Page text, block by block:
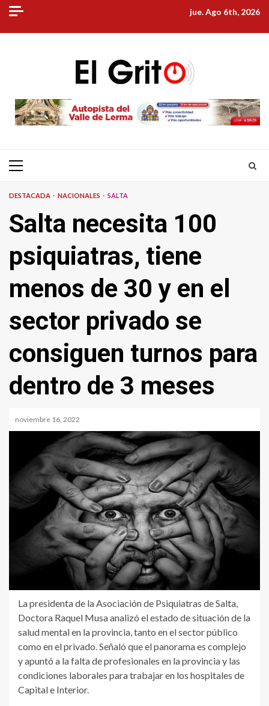
Skip
content
jue. Ago 6th, 2026
Primary
DESTACADA NACIONALES SALTA
Salta necesita 100
psiquiatras, tiene
menos de 30 y en el
sector privado se
consiguen turnos para
dentro de 3 meses
noviembre 16, 2022
La presidenta de la Asociación de Psiquiatras de Salta,
Doctora Raquel Musa analizó el estado de situación de la
salud mental en la provincia, tanto en el sector público
como en el privado. Señaló que el panorama es complejo
y apuntó a la falta de profesionales en la provincia y las
condiciones laborales para trabajar en los hospitales de
Capital e Interior.